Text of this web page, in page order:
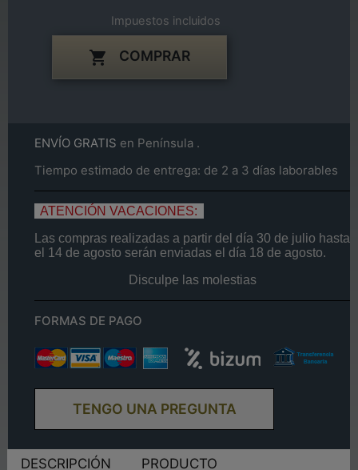
Impuestos incluidos
 COMPRAR
ENVÍO GRATIS en Península .
Tiempo estimado de entrega: de 2 a 3 días laborables
ATENCIÓN VACACIONES:
Las compras realizadas a partir del día 30 de julio hasta
el 14 de agosto serán enviadas el día 18 de agosto.
Disculpe las molestias
FORMAS DE PAGO
TENGO UNA PREGUNTA
DESCRIPCIÓN PRODUCTO